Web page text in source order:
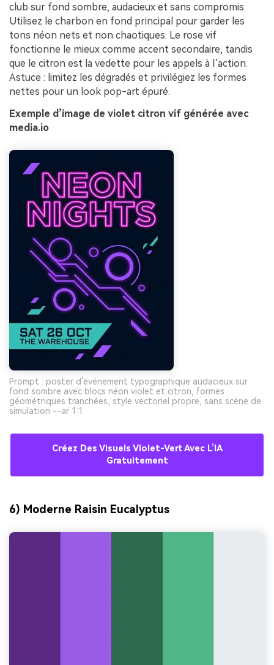
club sur fond sombre, audacieux et sans compromis.
Utilisez le charbon en fond principal pour garder les
tons néon nets et non chaotiques. Le rose vif
fonctionne le mieux comme accent secondaire, tandis
que le citron est la vedette pour les appels à l’action.
Astuce : limitez les dégradés et privilégiez les formes
nettes pour un look pop-art épuré.
Exemple d’image de violet citron vif générée avec
media.io
Prompt : poster d’événement typographique audacieux sur
fond sombre avec blocs néon violet et citron, formes
géométriques tranchées, style vectoriel propre, sans scène de
simulation --ar 1:1
Créez Des Visuels Violet-Vert Avec L’IA
Gratuitement
6) Moderne Raisin Eucalyptus